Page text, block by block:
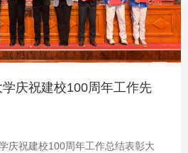
庆祝建校100周年工作先
庆祝建校100周年工作总结表彰大